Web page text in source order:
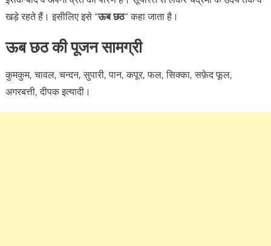
खड़े रहते हैं। इसीलिए इसे “ऊब छठ” कहा जाता है।
ऊब छठ की पूजन सामग्री
कुमकुम, चावल, चन्दन, सुपारी, पान, कपूर, फल, सिक्का, सफ़ेद फूल,
अगरबत्ती, दीपक इत्यादी।